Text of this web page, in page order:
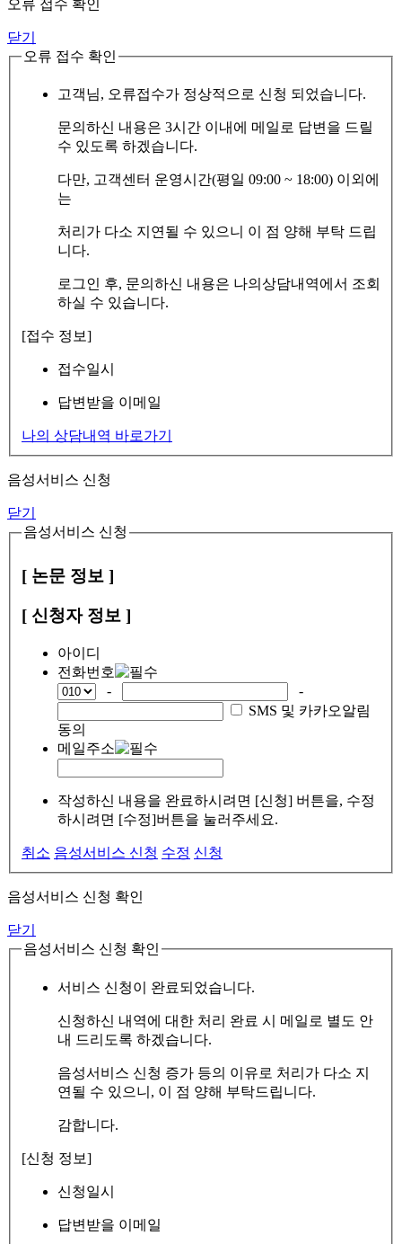
오류 접수 확인
닫기
오류 접수 확인
고객님, 오류접수가 정상적으로 신청 되었습니다.
문의하신 내용은 3시간 이내에 메일로 답변을 드릴
수 있도록 하겠습니다.
다만, 고객센터 운영시간(평일 09:00 ~ 18:00) 이외에
는
처리가 다소 지연될 수 있으니 이 점 양해 부탁 드립
니다.
로그인 후, 문의하신 내용은 나의상담내역에서 조회
하실 수 있습니다.
[접수 정보]
접수일시
답변받을 이메일
나의 상담내역 바로가기
음성서비스 신청
닫기
음성서비스 신청
[ 논문 정보 ]
[ 신청자 정보 ]
아이디
전화번호
-
-
SMS 및 카카오알림
동의
메일주소
작성하신 내용을 완료하시려면 [신청] 버튼을, 수정
하시려면 [수정]버튼을 눌러주세요.
취소 음성서비스 신청 수정 신청
음성서비스 신청 확인
닫기
음성서비스 신청 확인
서비스 신청이 완료되었습니다.
신청하신 내역에 대한 처리 완료 시 메일로 별도 안
내 드리도록 하겠습니다.
음성서비스 신청 증가 등의 이유로 처리가 다소 지
연될 수 있으니, 이 점 양해 부탁드립니다.
감합니다.
[신청 정보]
신청일시
답변받을 이메일